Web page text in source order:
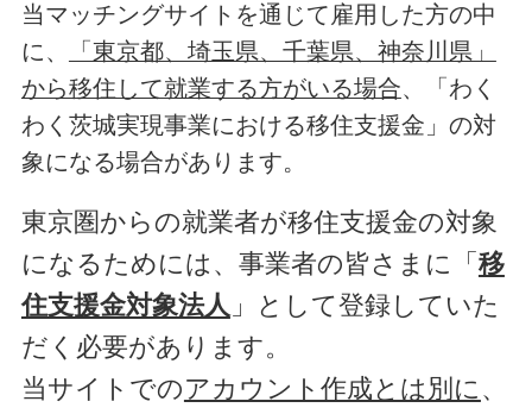
当マッチングサイトを通じて雇用した方の中
に、
「東京都、埼玉県、千葉県、神奈川県」
から移住して就業する方がいる場合、「わく
わく茨城実現事業における移住支援金」の対
象になる場合があります。
東京圏からの就業者が移住支援金の対象
になるためには、事業者の皆さまに「 移
住支援金対象法人 」として登録していた
だく必要があります。
当サイトでのアカウント作成とは別に 、